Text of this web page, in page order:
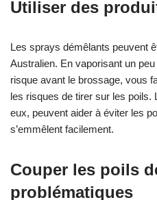
Utiliser des
Les sprays démêlants peuvent
Australien. En vaporisant un
risque avant le brossage, vous
les risques de tirer sur les
eux, peuvent aider à éviter les
s’emmêlent facilement.
Couper les poils
problématiques